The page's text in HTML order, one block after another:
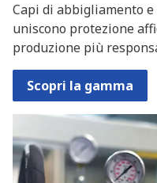
Capi di abbigliamento
uniscono protezione
produzione più
Scopri la gamma